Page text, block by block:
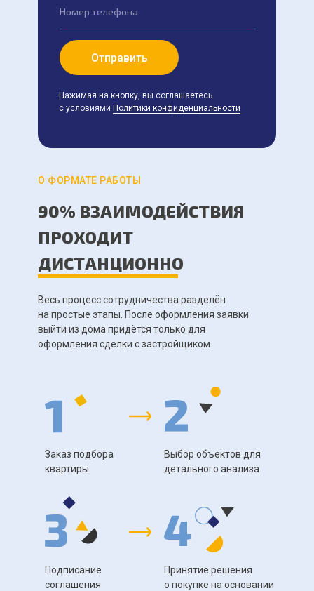
90% ВЗАИМОДЕЙСТВИЯ
ПРОХОДИТ
ДИСТАНЦИОННО
О ФОРМАТЕ РАБОТЫ
Весь процесс сотрудничества разделён
на простые этапы. После оформления заявки
выйти из дома придётся только для
оформления сделки с застройщиком
Номер телефона
Отправить
Нажимая на кнопку, вы соглашаетесь
с условиями Политики конфиденциальности
Заказ подбора
квартиры
Выбор объектов для
детального анализа
Подписание
соглашения
Принятие решения
о покупке на основании